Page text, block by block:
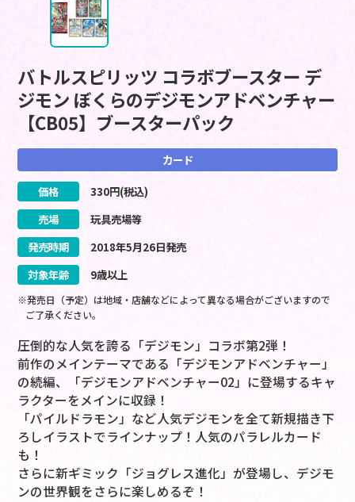
バトルスピリッツ コラボブースター デ
ジモン ぼくらのデジモンアドベンチャー
【CB05】ブースターパック
カード
価格 330円(税込)
売場
玩具売場等
発売時期
2018年5月26日発売
対象年齢
9歳以上
※発売日（予定）は地域・店舗などによって異なる場合がございますので
ご了承ください。
圧倒的な人気を誇る「デジモン」コラボ第2弾！
前作のメインテーマである「デジモンアドベンチャー」
の続編、「デジモンアドベンチャー02」に登場するキャ
ラクターをメインに収録！
「パイルドラモン」など人気デジモンを全て新規描き下
ろしイラストでラインナップ！人気のパラレルカード
も！
さらに新ギミック「ジョグレス進化」が登場し、デジモ
ンの世界観をさらに楽しめるぞ！